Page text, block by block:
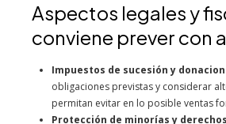
Aspectos legales y
conviene prever con
Impuestos de sucesión y
obligaciones previstas y considerar
permitan evitar en lo posible ventas
Protección de minorías y